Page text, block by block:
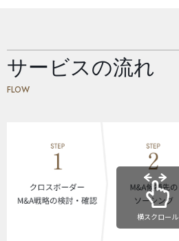
サービスの流れ
FLOW
横スクロール